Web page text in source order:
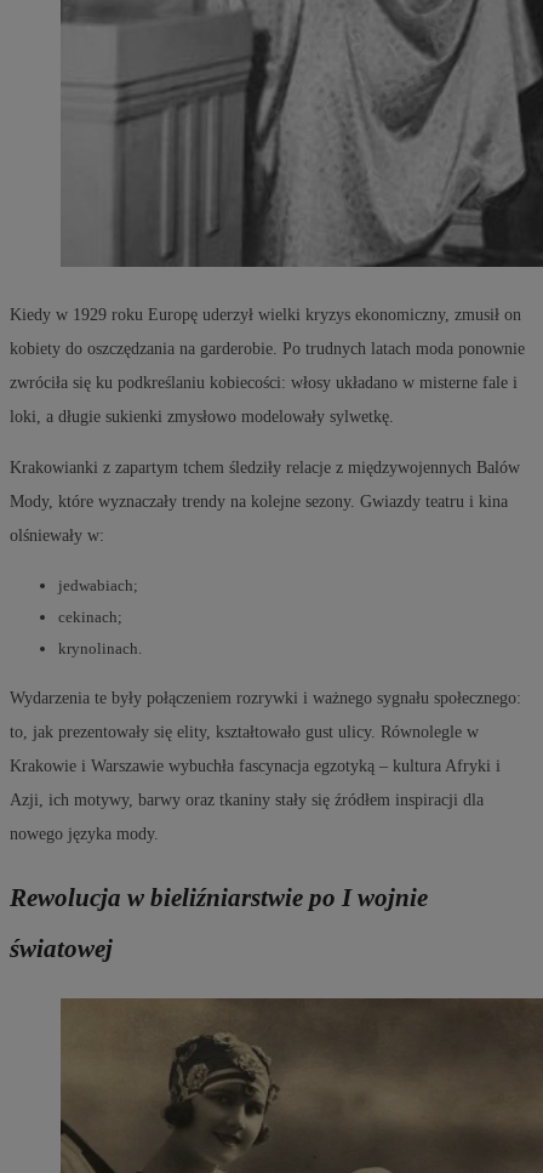
Kiedy w 1929 roku Europę uderzył wielki kryzys ekonomiczny, zmusił on
kobiety do oszczędzania na garderobie. Po trudnych latach moda ponownie
zwróciła się ku podkreślaniu kobiecości: włosy układano w misterne fale i
loki, a długie sukienki zmysłowo modelowały sylwetkę.
Krakowianki z zapartym tchem śledziły relacje z międzywojennych Balów
Mody, które wyznaczały trendy na kolejne sezony. Gwiazdy teatru i kina
olśniewały w:
jedwabiach;
cekinach;
krynolinach.
Wydarzenia te były połączeniem rozrywki i ważnego sygnału społecznego:
to, jak prezentowały się elity, kształtowało gust ulicy. Równolegle w
Krakowie i Warszawie wybuchła fascynacja egzotyką – kultura Afryki i
Azji, ich motywy, barwy oraz tkaniny stały się źródłem inspiracji dla
nowego języka mody.
Rewolucja w bieliźniarstwie po I wojnie
światowej